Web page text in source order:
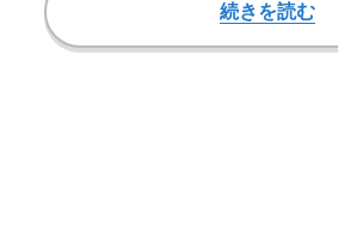
続きを読む